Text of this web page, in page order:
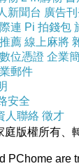
新聞台 廣告
連 Pi 拍錢包
薦 線上麻將
數位憑證 企業
郵件
安全
人聯絡 徵才
庭版權所有、
PChome are